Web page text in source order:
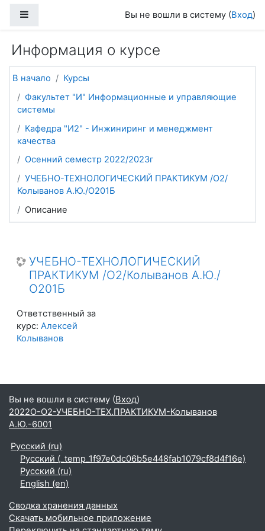
Вы не вошли в систему (Вход)
Информация о курсе
В начало
Курсы
Факультет "И" Информационные и управляющие
системы
Кафедра "И2" - Инжиниринг и менеджмент
качества
Осенний семестр 2022/2023г
УЧЕБНО-ТЕХНОЛОГИЧЕСКИЙ ПРАКТИКУМ /О2/
Колыванов А.Ю./О201Б
Описание
УЧЕБНО-ТЕХНОЛОГИЧЕСКИЙ
ПРАКТИКУМ /О2/Колыванов А.Ю./
О201Б
Ответственный за
курс: Алексей
Колыванов
Вы не вошли в систему (Вход)
2022О-О2-УЧЕБНО-ТЕХ.ПРАКТИКУМ-Колыванов
А.Ю.-6001
Русский ‎(ru)‎
Русский ‎(_temp_1f97e0dc06b5e448fab1079cf8d4f16e)‎
Русский ‎(ru)‎
English ‎(en)‎
Сводка хранения данных
Скачать мобильное приложение